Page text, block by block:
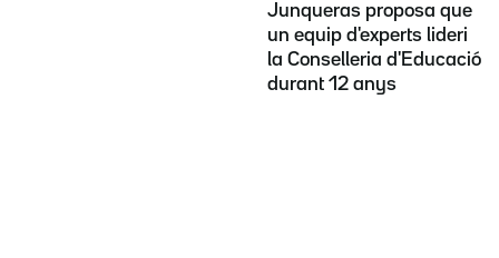
Junqueras proposa que
un equip d'experts lideri
la Conselleria d'Educació
durant 12 anys